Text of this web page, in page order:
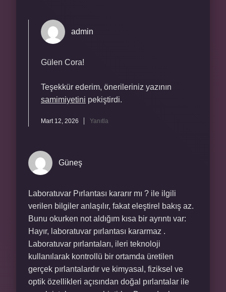
admin
Gülen Cora!
Teşekkür ederim, önerileriniz yazının
samimiyetini pekiştirdi.
Mart 12, 2026 Yanıtla
Güneş
Laboratuvar Pırlantası kararır mı ? ile ilgili
verilen bilgiler anlaşılır, fakat eleştirel bakış az.
Bunu okurken not aldığım kısa bir ayrıntı var:
Hayır, laboratuvar pırlantası kararmaz .
Laboratuvar pırlantaları, ileri teknoloji
kullanılarak kontrollü bir ortamda üretilen
gerçek pırlantalardır ve kimyasal, fiziksel ve
optik özellikleri açısından doğal pırlantalar ile